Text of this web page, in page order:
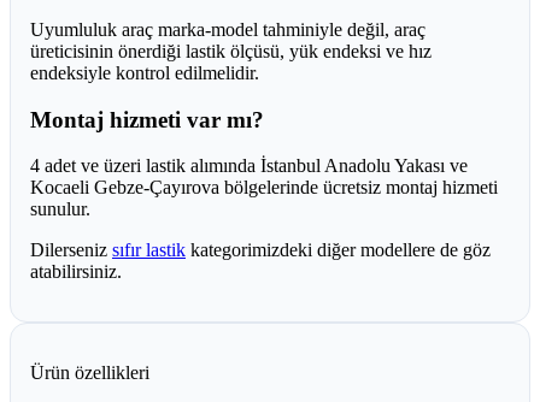
Uyumluluk araç marka-model tahminiyle değil, araç
üreticisinin önerdiği lastik ölçüsü, yük endeksi ve hız
endeksiyle kontrol edilmelidir.
Montaj hizmeti var mı?
4 adet ve üzeri lastik alımında İstanbul Anadolu Yakası ve
Kocaeli Gebze-Çayırova bölgelerinde ücretsiz montaj hizmeti
sunulur.
Dilerseniz sıfır lastik kategorimizdeki diğer modellere de göz
atabilirsiniz.
Ürün özellikleri